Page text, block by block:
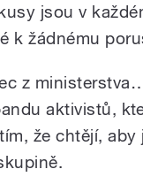
jsou v
k žádnému
z
aktivistů,
že chtějí, aby